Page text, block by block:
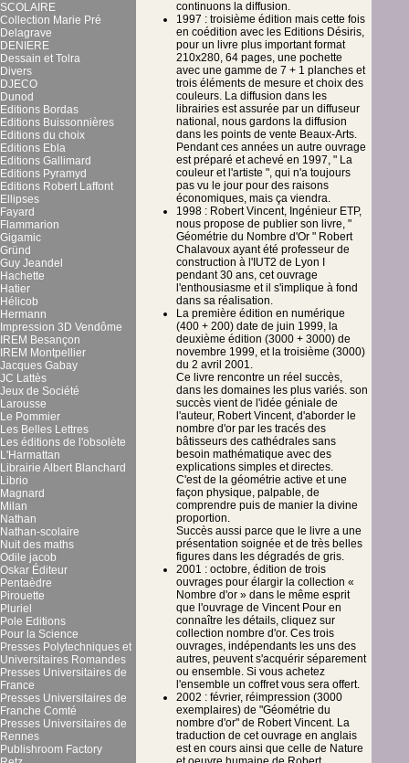
SCOLAIRE
Collection Marie Pré
Delagrave
DENIERE
Dessain et Tolra
Divers
DJECO
Dunod
Editions Bordas
Editions Buissonnières
Editions du choix
Editions Ebla
Editions Gallimard
Editions Pyramyd
Editions Robert Laffont
Ellipses
Fayard
Flammarion
Gigamic
Gründ
Guy Jeandel
Hachette
Hatier
Hélicob
Hermann
Impression 3D Vendôme
IREM Besançon
IREM Montpellier
Jacques Gabay
JC Lattès
Jeux de Société
Larousse
Le Pommier
Les Belles Lettres
Les éditions de l'obsolète
L'Harmattan
Librairie Albert Blanchard
Librio
Magnard
Milan
Nathan
Nathan-scolaire
Nuit des maths
Odile jacob
Oskar Éditeur
Pentaèdre
Pirouette
Pluriel
Pole Editions
Pour la Science
Presses Polytechniques et
Universitaires Romandes
Presses Universitaires de
France
Presses Universitaires de
Franche Comté
Presses Universitaires de
Rennes
Publishroom Factory
continuons la diffusion.
1997 : troisième édition mais cette fois
en coédition avec les Editions Désiris,
pour un livre plus important format
210x280, 64 pages, une pochette
avec une gamme de 7 + 1 planches et
trois éléments de mesure et choix des
couleurs. La diffusion dans les
librairies est assurée par un diffuseur
national, nous gardons la diffusion
dans les points de vente Beaux-Arts.
Pendant ces années un autre ouvrage
est préparé et achevé en 1997, " La
couleur et l'artiste ", qui n'a toujours
pas vu le jour pour des raisons
économiques, mais ça viendra.
1998 : Robert Vincent, Ingénieur ETP,
nous propose de publier son livre, "
Géométrie du Nombre d'Or " Robert
Chalavoux ayant été professeur de
construction à l'IUT2 de Lyon I
pendant 30 ans, cet ouvrage
l'enthousiasme et il s'implique à fond
dans sa réalisation.
La première édition en numérique
(400 + 200) date de juin 1999, la
deuxième édition (3000 + 3000) de
novembre 1999, et la troisième (3000)
du 2 avril 2001.
Ce livre rencontre un réel succès,
dans les domaines les plus variés. son
succès vient de l'idée géniale de
l'auteur, Robert Vincent, d'aborder le
nombre d'or par les tracés des
bâtisseurs des cathédrales sans
besoin mathématique avec des
explications simples et directes.
C'est de la géométrie active et une
façon physique, palpable, de
comprendre puis de manier la divine
proportion.
Succès aussi parce que le livre a une
présentation soignée et de très belles
figures dans les dégradés de gris.
2001 : octobre, édition de trois
ouvrages pour élargir la collection «
Nombre d'or » dans le même esprit
que l'ouvrage de Vincent Pour en
connaître les détails, cliquez sur
collection nombre d'or. Ces trois
ouvrages, indépendants les uns des
autres, peuvent s'acquérir séparement
ou ensemble. Si vous achetez
l'ensemble un coffret vous sera offert.
2002 : février, réimpression (3000
exemplaires) de "Géométrie du
nombre d'or" de Robert Vincent. La
traduction de cet ouvrage en anglais
est en cours ainsi que celle de Nature